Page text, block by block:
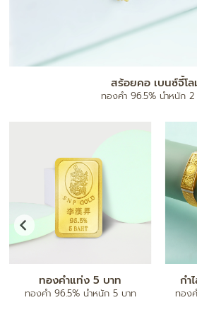
สร้อยคอ เบนซ์จี้โล
ทองคำ 96.5% น้ำหนัก
ทองคำแท่ง 5 บาท
ทองคำ 96.5% น้ำหนัก 5 บาท
กำ
ทอง